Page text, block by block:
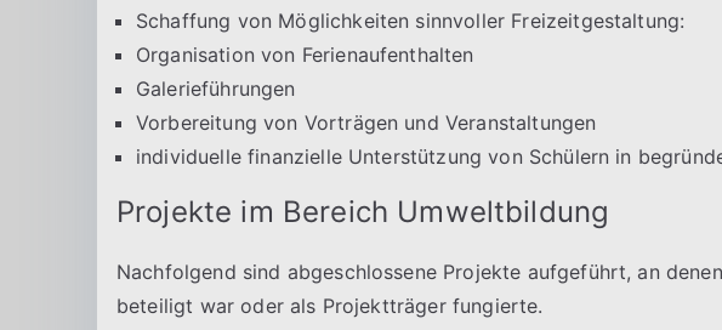
Schaffung von Möglichkeiten sinnvoller Freizeitgestaltung:
Organisation von Ferienaufenthalten
Galerieführungen
Vorbereitung von Vorträgen und Veranstaltungen
individuelle finanzielle Unterstützung von Schülern in
Projekte im Bereich Umweltbildung
Nachfolgend sind abgeschlossene Projekte aufgeführt, an
beteiligt war oder als Projektträger fungierte.